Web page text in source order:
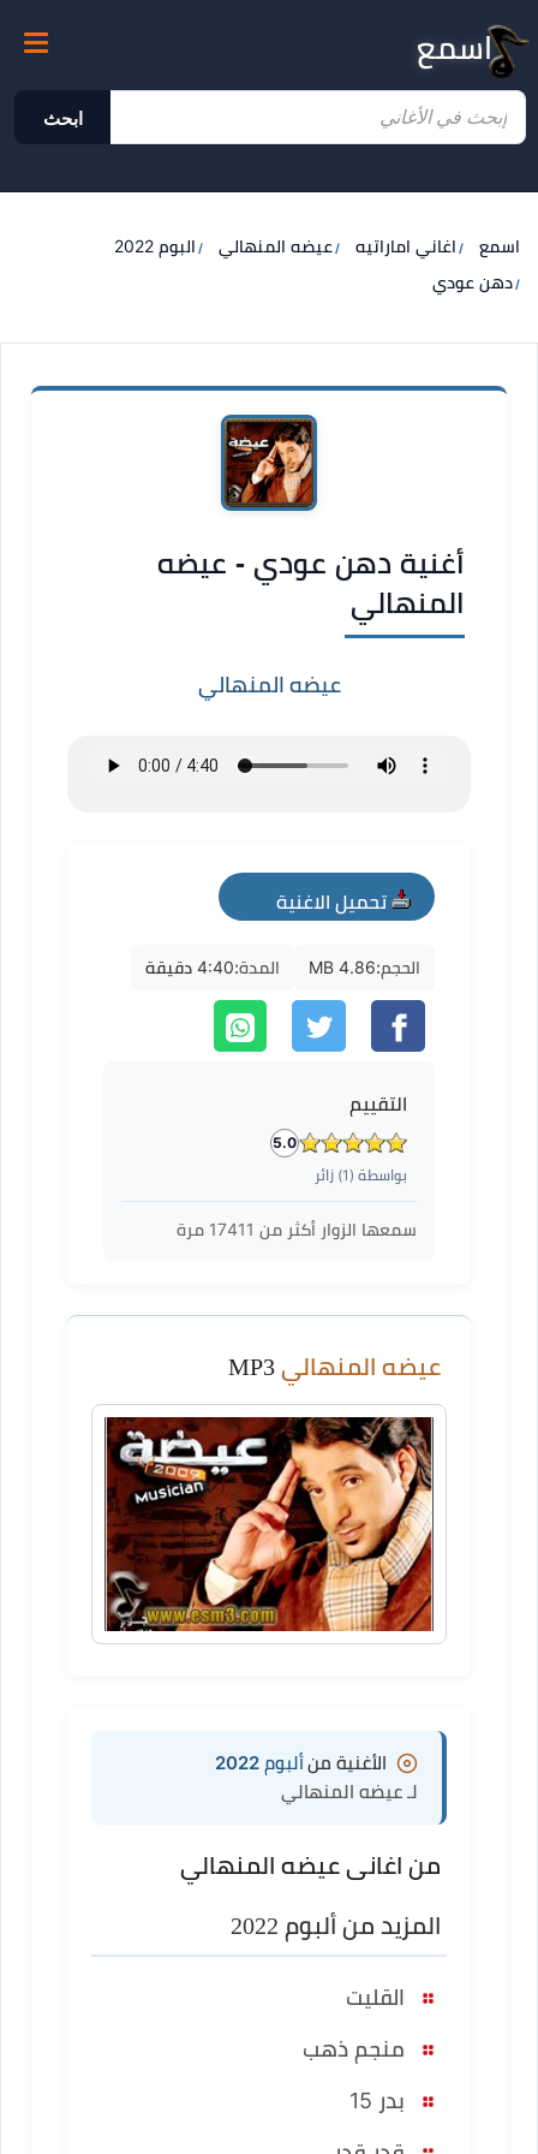
اسمع
ابحث
اسمع اغاني اماراتيه عيضه المنهالي
البوم 2022
دهن عودي
أغنية دهن عودي - عيضه
المنهالي
عيضه المنهالي
تحميل الاغنية
mp3
الحجم:4.86 MB المدة:4:40 دقيقة
التقييم
5.0
بواسطة ( 1) زائر
سمعها الزوار أكثر من 17411 مرة
عيضه المنهالي
الأغنية منألبوم 2022
لـ عيضه المنهالي
من اغانى عيضه المنهالي
المزيد من ألبوم 2022
القليت
منجم ذهب
بدر 15